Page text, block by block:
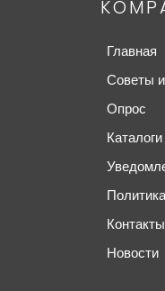
Главная
Советы
Опрос
Контакты
Новости